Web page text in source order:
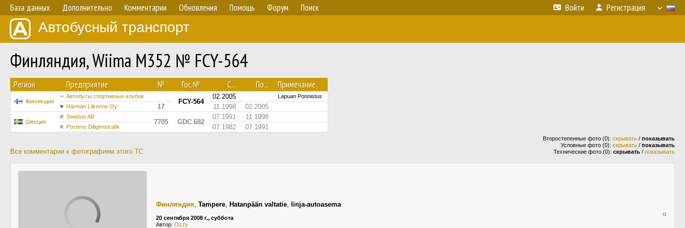
База данных Дополнительно Комментарии Обновления Помощь Форум Поиск Войти Регистрация
Автобусный транспорт
Финляндия, Wiima M352 № FCY-564
Регион Предприятие № Гос.№ С... По... Примечание
Финляндия
Автобусы спортивных клубов
FCY-564
02.2005
Lapuan Ponnistus
Härmän Liikenne Oy
17 11.1998 02.2005
Швеция
Swebus AB
7705 GDC 682
07.1991 11.1998
Postens Diligenstrafik 07.1982 07.1991
Все комментарии к фотографиям этого ТС
Второстепенные фото (0): скрывать / показывать
Условные фото (0): скрывать / показывать
Технические фото (0): скрывать / показывать
Финляндия, Tampere, Hatanpään valtatie, linja-autoasema
20 сентября 2008 г., суббота
Автор: Ozzy
¤